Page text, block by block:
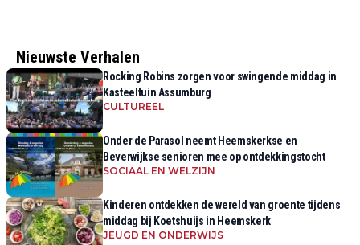
Nieuwste Verhalen
Rocking Robins zorgen voor swingende middag in
Kasteeltuin Assumburg
CULTUREEL
Onder de Parasol neemt Heemskerkse en
Beverwijkse senioren mee op ontdekkingstocht
SOCIAAL EN WELZIJN
Kinderen ontdekken de wereld van groente tijdens
middag bij Koetshuijs in Heemskerk
JEUGD EN ONDERWIJS